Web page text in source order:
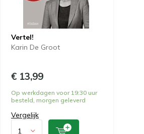
Vertel!
Karin De Groot
€ 13,99
Op werkdagen voor 19:30 uur
besteld, morgen geleverd
Vergelijk